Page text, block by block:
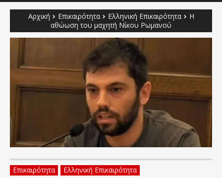
Αρχική Επικαιρότητα Ελληνική Επικαιρότητα
Η
αθώωση του μαχητή Νίκου Ρωμανού
Επικαιρότητα Ελληνική Επικαιρότητα